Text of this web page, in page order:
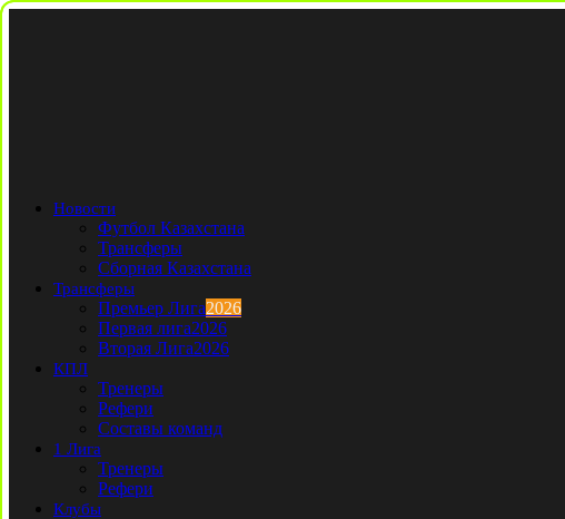
Новости
Футбол Казахстана
Трансферы
Сборная Казахстана
Трансферы
Премьер Лига2026
Первая лига2026
Вторая Лига2026
КПЛ
Тренеры
Рефери
Составы команд
1 Лига
Тренеры
Рефери
Клубы